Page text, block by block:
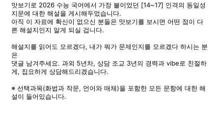
맛보기로 2026 수능 국어에서 가장 불이었던 [14~17] 인격의 동일성
지문에 대한 해설을 게시해두었습니다.
아직 이 자료에 확신이 없으신 분들은 맛보기를 보시면 어떤 점이 다
른 해설지인지 알게 되실 겁니다.
해설지를 읽어도 모르겠다, 내가 뭐가 문제인지를 모르겠다 하시는 분
은
댓글 남겨주세요. 과외 5년차, 상담 조교 3년의 경력과 vibe로 친절하
게, 집요하게 상담해드리겠습니다.
※ 선택과목(화법과 작문, 언어와 매체)을 포함한 모든 문항에 대한 해
설이 들어있습니다.